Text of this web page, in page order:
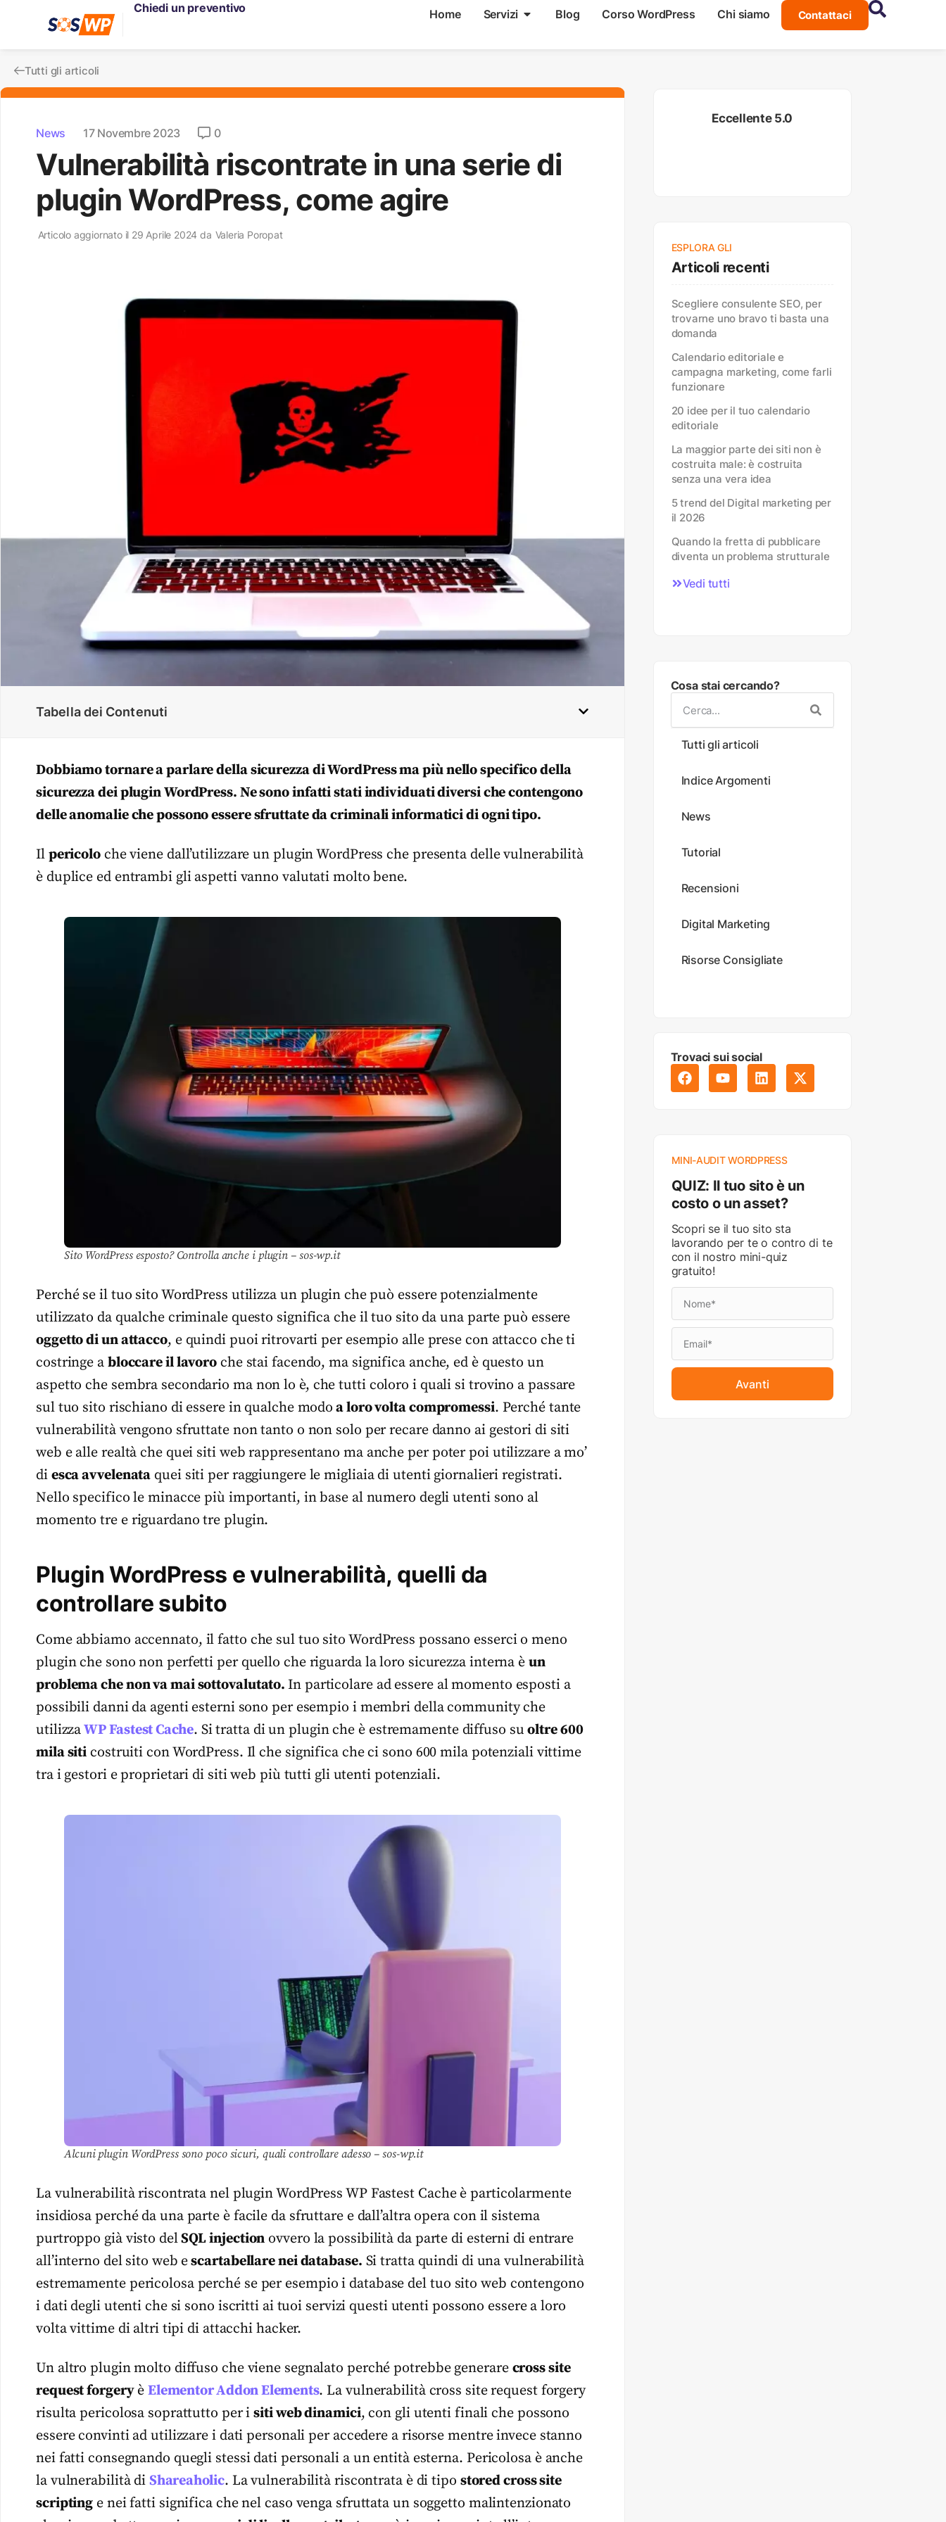
Home Servizi Blog Corso WordPress Chi siamo Contattaci
Chiedi un preventivo
Tutti gli articoli
News 17 Novembre 2023 0
Vulnerabilità riscontrate in una serie di
plugin WordPress, come agire
Articolo aggiornato il 29 Aprile 2024 da Valeria Poropat
Tabella dei Contenuti
Dobbiamo tornare a parlare della sicurezza di WordPress ma più nello specifico della
sicurezza dei plugin WordPress. Ne sono infatti stati individuati diversi che contengono
delle anomalie che possono essere sfruttate da criminali informatici di ogni tipo.
Il pericoloche viene dall’utilizzare un plugin WordPress che presenta delle vulnerabilità
è duplice ed entrambi gli aspetti vanno valutati molto bene.
Sito WordPress esposto? Controlla anche i plugin – sos-wp.it
Perché se il tuo sito WordPress utilizza un plugin che può essere potenzialmente
utilizzato da qualche criminale questo significa che il tuo sito da una parte può essere
oggetto di un attacco, e quindi puoi ritrovarti per esempio alle prese con attacco che ti
costringe a bloccare il lavoro che stai facendo, ma significa anche, ed è questo un
aspetto che sembra secondario ma non lo è, che tutti coloro i quali si trovino a passare
sul tuo sito rischiano di essere in qualche modo a loro volta compromessi. Perché tante
vulnerabilità vengono sfruttate non tanto o non solo per recare danno ai gestori di siti
web e alle realtà che quei siti web rappresentano ma anche per poter poi utilizzare a mo’
di esca avvelenata quei siti per raggiungere le migliaia di utenti giornalieri registrati.
Nello specifico le minacce più importanti, in base al numero degli utenti sono al
momento tre e riguardano tre plugin.
Plugin WordPress e vulnerabilità, quelli da
controllare subito
Come abbiamo accennato, il fatto che sul tuo sito WordPress possano esserci o meno
plugin che sono non perfetti per quello che riguarda la loro sicurezza interna è un
problema che non va mai sottovalutato.In particolare ad essere al momento esposti a
possibili danni da agenti esterni sono per esempio i membri della community che
utilizzaWP Fastest Cache. Si tratta di un plugin che è estremamente diffuso suoltre 600
mila siti costruiti con WordPress. Il che significa che ci sono 600 mila potenziali vittime
tra i gestori e proprietari di siti web più tutti gli utenti potenziali.
Alcuni plugin WordPress sono poco sicuri, quali controllare adesso – sos-wp.it
La vulnerabilità riscontrata nel plugin WordPress WP Fastest Cache è particolarmente
insidiosa perché da una parte è facile da sfruttare e dall’altra opera con il sistema
purtroppo già visto delSQL injection ovvero la possibilità da parte di esterni di entrare
all’interno del sito web escartabellare nei database. Si tratta quindi di una vulnerabilità
estremamente pericolosa perché se per esempio i database del tuo sito web contengono
i dati degli utenti che si sono iscritti ai tuoi servizi questi utenti possono essere a loro
volta vittime di altri tipi di attacchi hacker.
Un altro plugin molto diffuso che viene segnalato perché potrebbe generare cross site
request forgeryèElementor Addon Elements. La vulnerabilità cross site request forgery
risulta pericolosa soprattutto per isiti web dinamici, con gli utenti finali che possono
essere convinti ad utilizzare i dati personali per accedere a risorse mentre invece stanno
nei fatti consegnando quegli stessi dati personali a un entità esterna. Pericolosa è anche
la vulnerabilità di Shareaholic. La vulnerabilità riscontrata è di tipo stored cross site
scripting e nei fatti significa che nel caso venga sfruttata un soggetto malintenzionato
Eccellente 5.0
ESPLORA GLI
Articoli recenti
Scegliere consulente SEO, per
trovarne uno bravo ti basta una
domanda
Calendario editoriale e
campagna marketing, come farli
funzionare
20 idee per il tuo calendario
editoriale
La maggior parte dei siti non è
costruita male: è costruita
senza una vera idea
5 trend del Digital marketing per
il 2026
Quando la fretta di pubblicare
diventa un problema strutturale
Vedi tutti
Cosa stai cercando?
Tutti gli articoli
Indice Argomenti
News
Tutorial
Recensioni
Digital Marketing
Risorse Consigliate
Trovaci sui social
MINI-AUDIT WORDPRESS
QUIZ: Il tuo sito è un
costo o un asset?
Scopri se il tuo sito sta
lavorando per te o contro di te
con il nostro mini-quiz
gratuito!
Avanti